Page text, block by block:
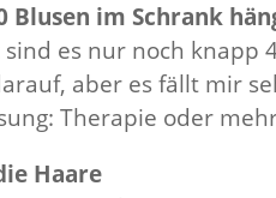
Blusen im Schrank
es nur noch knapp
aber es fällt mir
Therapie oder
Haare